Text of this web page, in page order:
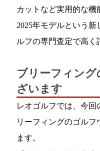
カットなど実用的な機
2025年モデルという
ルフの専門査定で高く
ブリーフィン
ざいます
レオゴルフでは、今
リーフィングのゴル
ます。